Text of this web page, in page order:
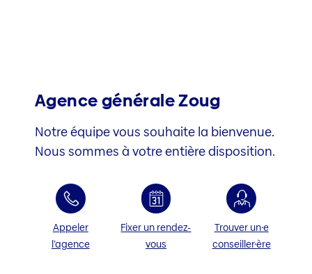
Agence générale Zoug
Notre équipe vous souhaite la bienvenue.
Nous sommes à votre entière disposition.
Appeler
l’agence
Fixer un rendez-
vous
Trouver un·e
conseiller·ère